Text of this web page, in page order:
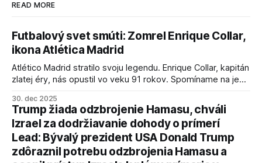
READ MORE
Futbalový svet smúti: Zomrel Enrique Collar,
ikona Atlética Madrid
Atlético Madrid stratilo svoju legendu. Enrique Collar, kapitán
zlatej éry, nás opustil vo veku 91 rokov. Spomíname na jeho
30. dec 2025
Trump žiada odzbrojenie Hamasu, chváli
Izrael za dodržiavanie dohody o prímerí
Lead: Bývalý prezident USA Donald Trump
zdôraznil potrebu odzbrojenia Hamasu a